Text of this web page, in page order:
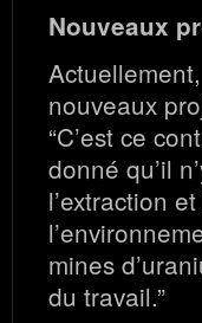
Nouveaux
nouveaux
“C’est ce
donné qu’il
l’extraction
mines
du travail.”